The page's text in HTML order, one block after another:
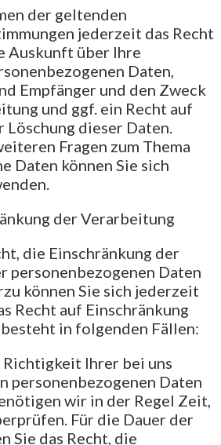
der geltenden
jederzeit das Recht
Auskunft über Ihre
Daten,
Empfänger und den Zweck
und ggf. ein Recht auf
dieser Daten.
Fragen zum Thema
Daten können Sie sich
der Verarbeitung
die Einschränkung der
personenbezogenen Daten
können Sie sich jederzeit
Recht auf Einschränkung
in folgenden Fällen:
Richtigkeit Ihrer bei uns
personenbezogenen Daten
wir in der Regel Zeit,
Für die Dauer der
Sie das Recht, die